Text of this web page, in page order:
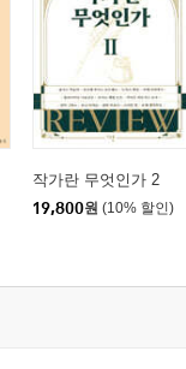
의 시원(始原)을 찾아
작가란 무엇인가 2
19,800원 (10% 할인)